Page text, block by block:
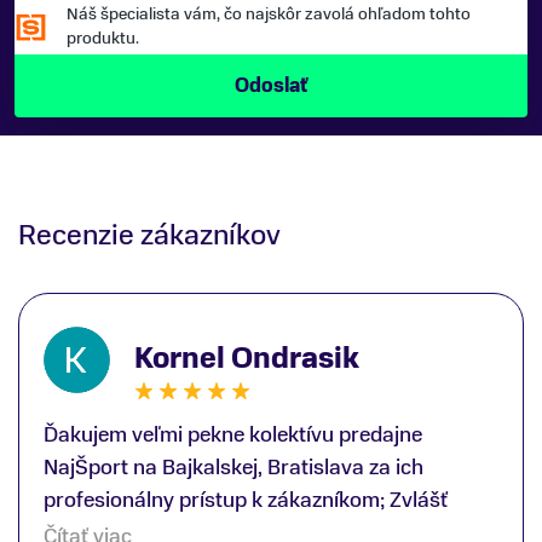
Náš špecialista vám, čo najskôr zavolá ohľadom tohto
produktu.
Recenzie zákazníkov
Kornel Ondrasik
Ďakujem veľmi pekne kolektívu predajne
NajŠport na Bajkalskej, Bratislava za ich
profesionálny prístup k zákazníkom; Zvlášť
ďakujem špecialistovi Martinovi Gunišovi za
Čítať viac